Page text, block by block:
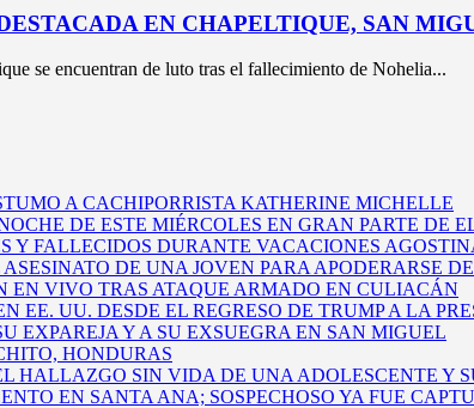
EN CHAPELTIQUE, SAN
se encuentran de luto tras el fallecimiento de Nohelia...
A CACHIPORRISTA KATHERINE MICHELLE
DE ESTE MIÉRCOLES EN GRAN PARTE DE
Y FALLECIDOS DURANTE VACACIONES
DE UNA JOVEN PARA APODERARSE
EN VIVO TRAS ATAQUE ARMADO EN CULIACÁN
EE. UU. DESDE EL REGRESO DE TRUMP A LA
EXPAREJA Y A SU EXSUEGRA EN SAN MIGUEL
HONDURAS
HALLAZGO SIN VIDA DE UNA ADOLESCENTE Y
EN SANTA ANA; SOSPECHOSO YA FUE